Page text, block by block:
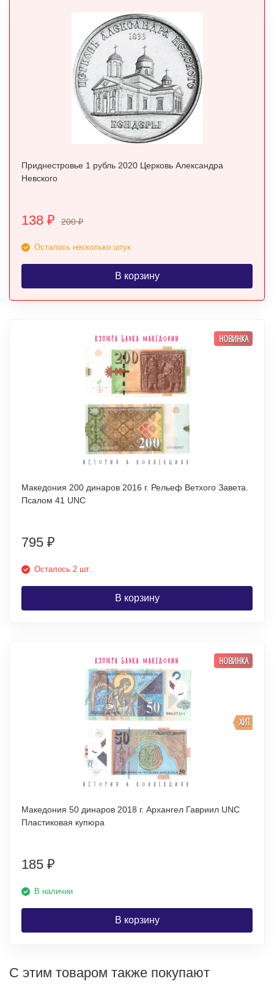
Приднестровье 1 рубль 2020 Церковь Александра
Невского
138 ₽ 200₽
Осталось несколько штук
В корзину
НОВИНКА
Македония 200 динаров 2016 г. Рельеф Ветхого Завета.
Псалом 41 UNC
795 ₽
Осталось 2 шт.
В корзину
ХИТ
НОВИНКА
Македония 50 динаров 2018 г. Архангел Гавриил UNC
Пластиковая купюра
185 ₽
В наличии
В корзину
С этим товаром также покупают